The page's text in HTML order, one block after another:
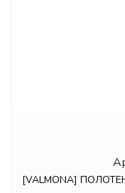
[VALMONA]